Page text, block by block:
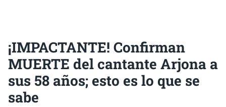
¡IMPACTANTE! Confirman
MUERTE del cantante Arjona a
sus 58 años; esto es lo que se
sabe